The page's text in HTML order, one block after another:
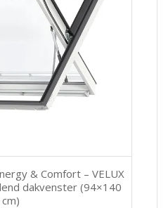
& Comfort – VELUX
dakvenster (94×140
cm)